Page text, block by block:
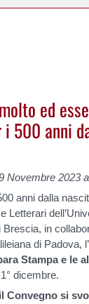
ed
i 500 anni
Novembre 2023
anni dalla
Letterari
Brescia, in
di
Stampa e le
dicembre.
Convegno si